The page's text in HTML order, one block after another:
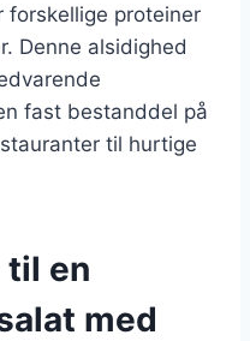
proteiner
Denne alsidighed
fast bestanddel på
til hurtige
til en
med